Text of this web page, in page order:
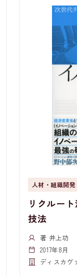
人材・組織開発
リクルー
技法
著 井上功
2017年8月
ディスカヴ